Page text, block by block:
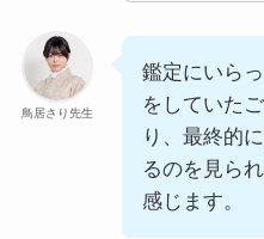
鳥居さり先生
鑑定にいら
をしていた
り、最終的
るのを見ら
感じます。